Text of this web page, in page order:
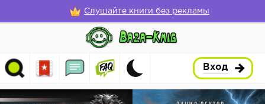
Слушайте книги без рекламы
Вход